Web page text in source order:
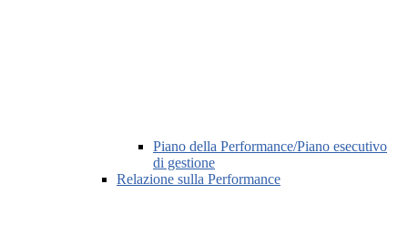
Piano della Performance/Piano esecutivo
di gestione
Relazione sulla Performance